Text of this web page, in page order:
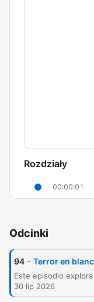
Rozdziały
00:00:01
00:18:35
Odcinki
94 - Terror en
30 lip 2026